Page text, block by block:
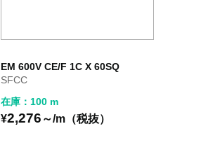
EM 600V CE/F 1C X 60SQ
SFCC
在庫：100 m
¥2,276 ～/m（税抜）